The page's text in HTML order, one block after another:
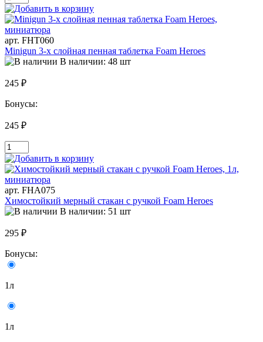
арт. FHT060
Minigun 3-х слойная пенная таблетка Foam Heroes
В наличии: 48 шт
245 ₽
Бонусы:
245 ₽
арт. FHA075
Химостойкий мерный стакан с ручкой Foam Heroes
В наличии: 51 шт
295 ₽
Бонусы:
1л
1л